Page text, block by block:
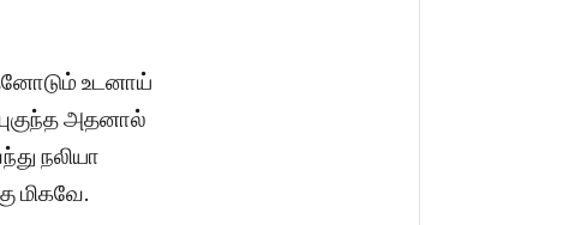
உடனாய்
அதனால்
நலியா
மிகவே.